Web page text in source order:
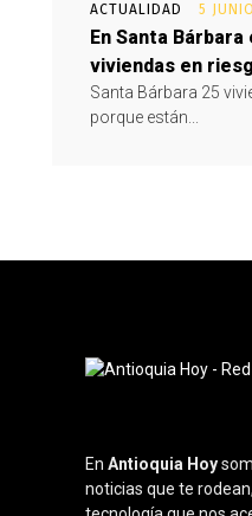
ACTUALIDAD 5
En Santa
viviendas en
Santa Bárbara 25
porque están...
En Antioquia Hoy
noticias que te